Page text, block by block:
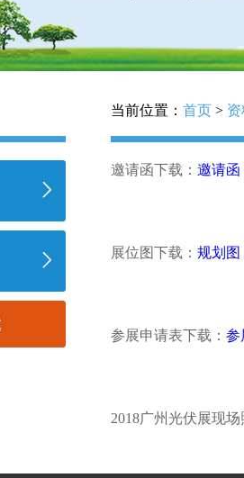
当前位置： 首页 >
邀请函下载： 邀请函
展位图下载： 规划图
参展申请表下载： 参
2018广州光伏展现